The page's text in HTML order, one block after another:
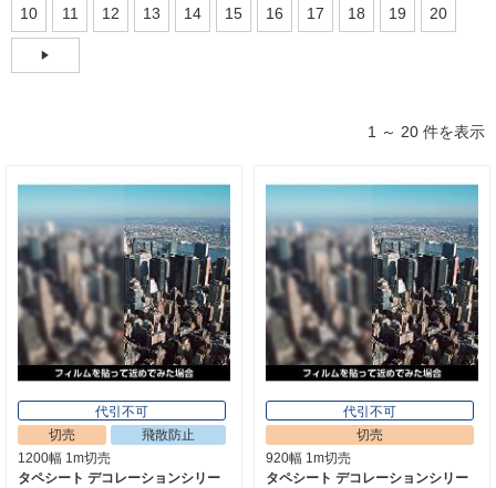
10 11 12 13 14 15 16 17 18 19 20
1 ～ 20 件を表示
代引不可
切売
飛散防止
1200幅 1m切売
タペシート デコレーションシリー
代引不可
切売
920幅 1m切売
タペシート デコレーションシリー